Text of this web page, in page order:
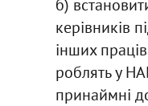
б)
керівників
інших
роблять у
принаймні